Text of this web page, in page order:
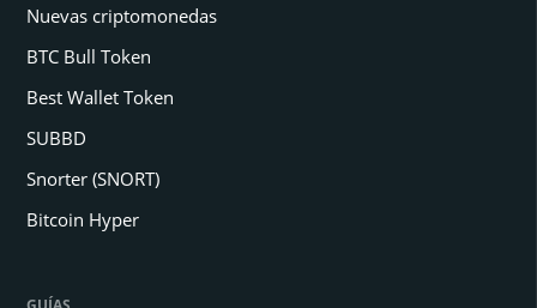
Nuevas criptomonedas
BTC Bull Token
Best Wallet Token
SUBBD
Snorter (SNORT)
Bitcoin Hyper